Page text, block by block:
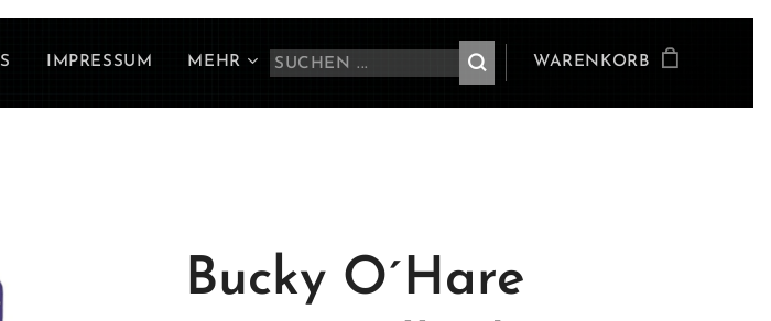
IMPRESSUM MEHR WARENKORB
Bucky O´Hare